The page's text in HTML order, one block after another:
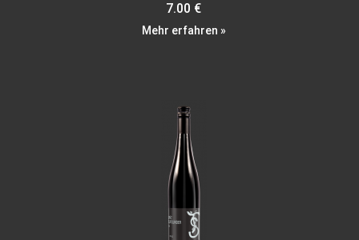
7.00 €
Mehr erfahren »